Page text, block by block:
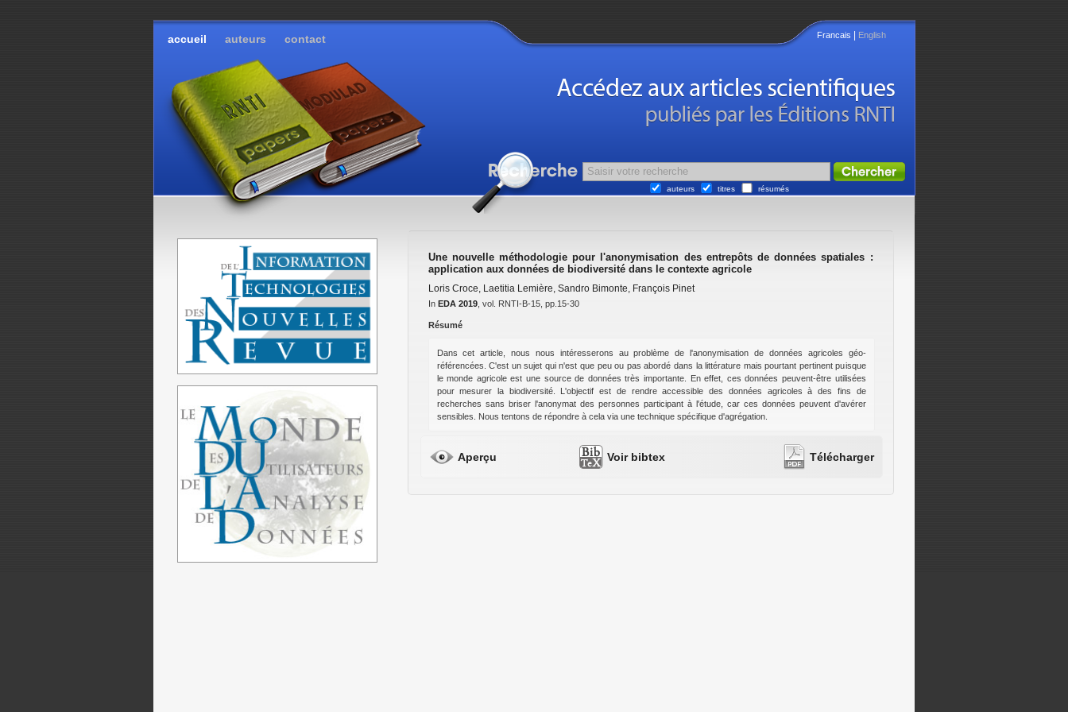
accueil auteurs contact Francais English
auteurs titres résumés
Une nouvelle méthodologie pour l'anonymisation des entrepôts de données spatiales :
application aux données de biodiversité dans le contexte agricole
Loris Croce, Laetitia Lemière, Sandro Bimonte, François Pinet
In EDA 2019, vol. RNTI-B-15, pp.15-30
Résumé
Dans cet article, nous nous intéresserons au problème de l'anonymisation de données agricoles géo-
référencées. C'est un sujet qui n'est que peu ou pas abordé dans la littérature mais pourtant pertinent puisque
le monde agricole est une source de données très importante. En effet, ces données peuvent-être utilisées
pour mesurer la biodiversité. L'objectif est de rendre accessible des données agricoles à des fins de
recherches sans briser l'anonymat des personnes participant à l'étude, car ces données peuvent d'avérer
sensibles. Nous tentons de répondre à cela via une technique spécifique d'agrégation.
Aperçu Voir bibtex Télécharger